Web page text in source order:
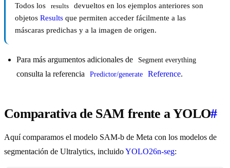
Todos los
results
devueltos en los ejemplos anteriores son
objetos Results que permiten acceder fácilmente a las
máscaras predichas y a la imagen de origen.
Para más argumentos adicionales de Segment everything
consulta la referencia Predictor/generate Reference.
Comparativa de SAM frente a YOLO#
Aquí comparamos el modelo SAM-b de Meta con los modelos de
segmentación de Ultralytics, incluidoYOLO26n-seg: